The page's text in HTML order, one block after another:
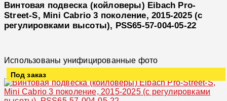
Винтовая подвеска (койловеры) Eibach Pro-
Street-S, Mini Cabrio 3 поколение, 2015-2025 (с
регулировками высоты), PSS65-57-004-05-22
Использованы унифицированные фото
Под заказ